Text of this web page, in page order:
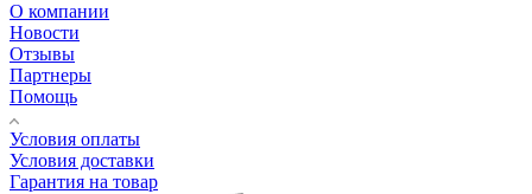
О компании
Новости
Отзывы
Партнеры
Помощь
Условия оплаты
Условия доставки
Гарантия на товар